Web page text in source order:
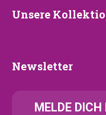
Unsere
Unsere
Newsletter
Newsletter
MELDE DICH